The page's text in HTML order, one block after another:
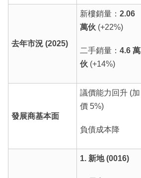
去年市況 (2025)
新樓銷量： 2.06
萬伙 (+22%)
二手銷量： 4.6 萬
伙 (+14%)
發展商基本面
議價能力回升 (加
價 5%)
負債成本降
1. 新地 (0016)